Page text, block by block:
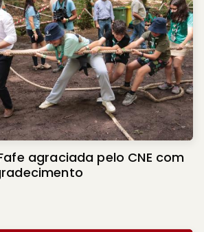
agraciada pelo CNE com